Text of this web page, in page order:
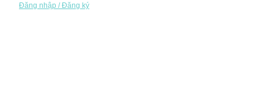
Đăng nhập / Đăng ký